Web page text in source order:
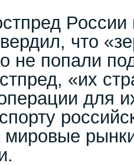
что
не попали
«их
для
мировые